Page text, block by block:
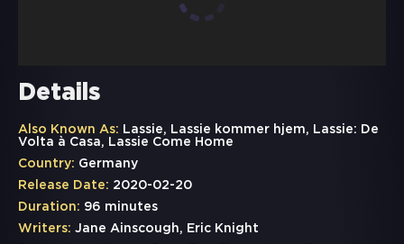
Details
Also Known As: Lassie, Lassie kommer hjem, Lassie: De
Volta à Casa, Lassie Come Home
Country: Germany
Release Date: 2020-02-20
Duration: 96 minutes
Writers: Jane Ainscough, Eric Knight